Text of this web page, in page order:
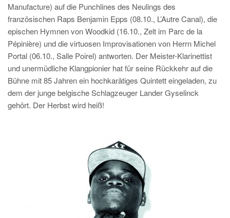
Manufacture) auf die Punchlines des Neulings des
französischen Raps Benjamin Epps (08.10., L’Autre Canal), die
epischen Hymnen von Woodkid (16.10., Zelt im Parc de la
Pépinière) und die virtuosen Improvisationen von Herrn Michel
Portal (06.10., Salle Poirel) antworten. Der Meister-Klarinettist
und unermüdliche Klangpionier hat für seine Rückkehr auf die
Bühne mit 85 Jahren ein hochkarätiges Quintett eingeladen, zu
dem der junge belgische Schlagzeuger Lander Gyselinck
gehört. Der Herbst wird heiß!